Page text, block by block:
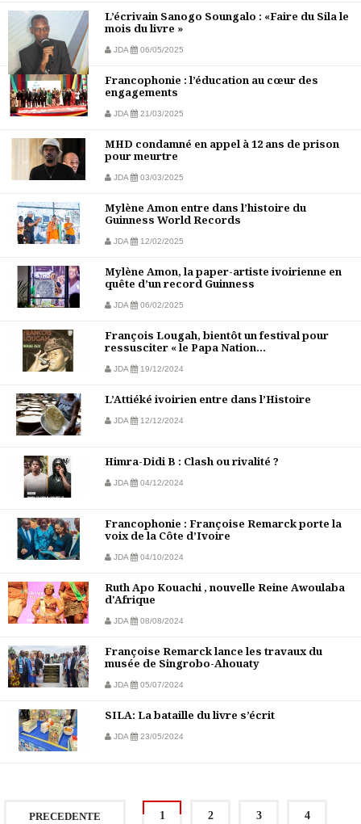
L’écrivain Sanogo Soungalo : «Faire du Sila le
mois du livre »
JDA 06/05/2025
Francophonie : l’éducation au cœur des
engagements
JDA 21/03/2025
MHD condamné en appel à 12 ans de prison
pour meurtre
JDA 03/03/2025
Mylène Amon entre dans l’histoire du
Guinness World Records
JDA 12/02/2025
Mylène Amon, la paper-artiste ivoirienne en
quête d’un record Guinness
JDA 06/02/2025
François Lougah, bientôt un festival pour
ressusciter « le Papa Nation...
JDA 19/12/2024
L’Attiéké ivoirien entre dans l’Histoire
JDA 12/12/2024
Himra-Didi B : Clash ou rivalité ?
JDA 04/12/2024
Francophonie : Françoise Remarck porte la
voix de la Côte d’Ivoire
JDA 04/10/2024
Ruth Apo Kouachi , nouvelle Reine Awoulaba
d'Afrique
JDA 08/08/2024
Françoise Remarck lance les travaux du
musée de Singrobo-Ahouaty
JDA 05/07/2024
SILA: La bataille du livre s’écrit
JDA 23/05/2024
PRECEDENTE 1 2 3 4